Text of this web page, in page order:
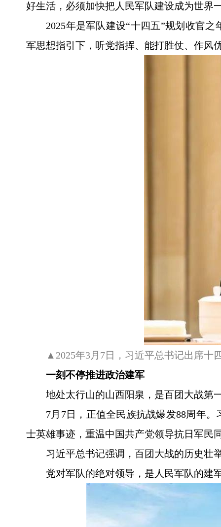
好生活，必须加快把人民军队建设成为世界
2025年是军队建设“十四五”规划收官
军思想指引下，听党指挥、能打胜仗、作风
▲2025年3月7日，习近平总书记出席十
一刻不停推进政治建军
地处太行山的山西阳泉，是百团大战第
7月7日，正值全民族抗战爆发88周年
士英雄事迹，重温中国共产党领导抗日军民
习近平总书记强调，百团大战的历史壮
党对军队的绝对领导，是人民军队的建